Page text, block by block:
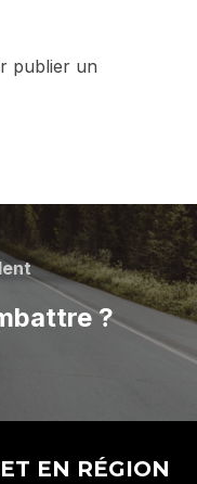
publier un
?
EN RÉGION